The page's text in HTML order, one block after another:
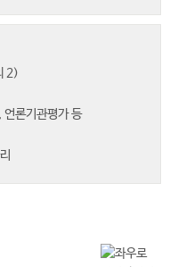
2)
언론기관평가 등